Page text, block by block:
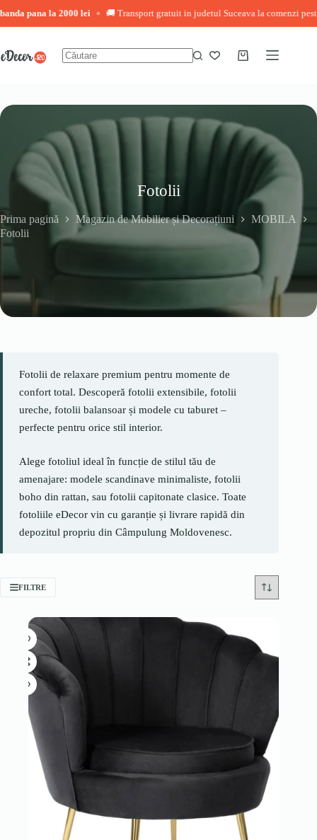
la 2000 lei ◆ 🚚 Transport gratuit in judetul Suceava la comenzi peste 3.000 lei
conținut
Coș
Fotolii
Prima pagină Magazin de Mobilier și Decorațiuni
MOBILA
Fotolii
Fotolii de relaxare premium pentru momente de
confort total. Descoperă fotolii extensibile, fotolii
ureche, fotolii balansoar și modele cu taburet –
perfecte pentru orice stil interior.
Alege fotoliul ideal în funcție de stilul tău de
amenajare: modele scandinave minimaliste, fotolii
boho din rattan, sau fotolii capitonate clasice. Toate
fotoliile eDecor vin cu garanție și livrare rapidă din
depozitul propriu din Câmpulung Moldovenesc.
FILTRE